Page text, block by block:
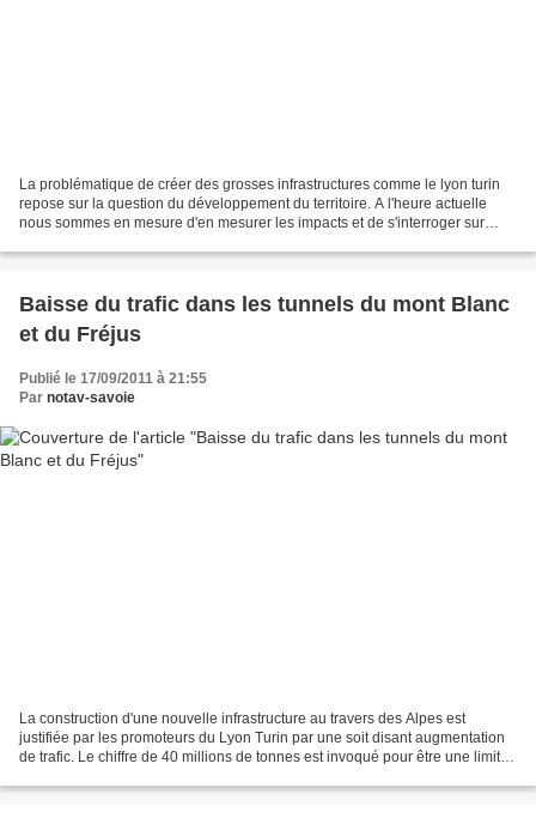
La problématique de créer des grosses infrastructures comme le lyon turin
repose sur la question du développement du territoire. A l'heure actuelle
nous sommes en mesure d'en mesurer les impacts et de s'interroger sur
Baisse du trafic dans les tunnels du mont Blanc
et du Fréjus
Publié le 17/09/2011 à 21:55
Par notav-savoie
La construction d'une nouvelle infrastructure au travers des Alpes est
justifiée par les promoteurs du Lyon Turin par une soit disant augmentation
de trafic. Le chiffre de 40 millions de tonnes est invoqué pour être une limite